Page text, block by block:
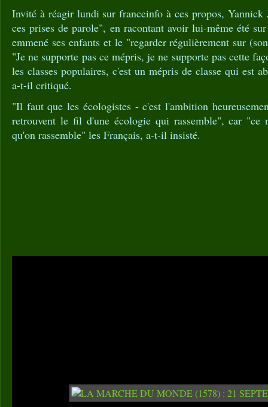
Invité à réagir lundi sur franceinfo à ces propos, Yannick
ces prises de parole", en racontant avoir lui-même été
emmené ses enfants et le "regarder régulièrement sur
"Je ne supporte pas ce mépris, je ne supporte pas cette
les classes populaires, c'est un mépris de classe qui est
a-t-il critiqué.
"Il faut que les écologistes - c'est l'ambition
retrouvent le fil d'une écologie qui rassemble", car "ce
qu'on rassemble" les Français, a-t-il insisté.